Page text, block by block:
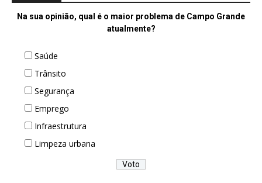
Na sua opinião, qual é o maior problema de Campo Grande
atualmente?
Saúde
Trânsito
Segurança
Emprego
Infraestrutura
Limpeza urbana